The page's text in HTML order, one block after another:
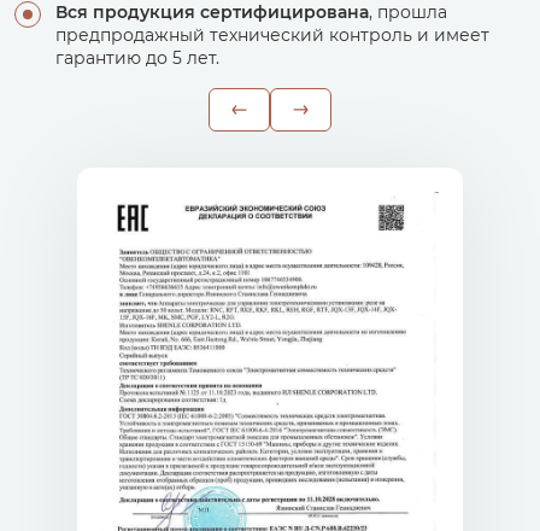
Вся продукция сертифицирована, прошла
предпродажный технический контроль и имеет
гарантию до 5 лет.